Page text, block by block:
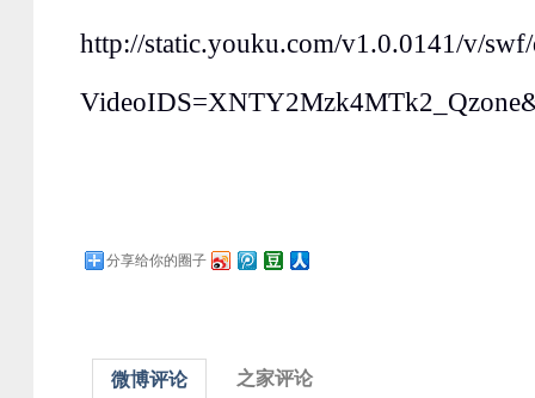
http://static.youku.com/v1.0.0141/v/
分享给你的圈子
微博评论 之家评论